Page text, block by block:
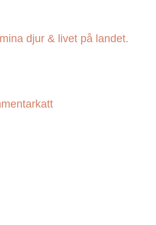
mina djur & livet på landet.
katt